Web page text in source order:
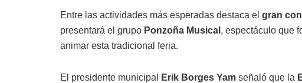
Entre las actividades más esperadas destaca el gran
presentará el grupo Ponzoña Musical , espectáculo que
animar esta tradicional feria.
El presidente municipal Erik Borges Yam señaló que la